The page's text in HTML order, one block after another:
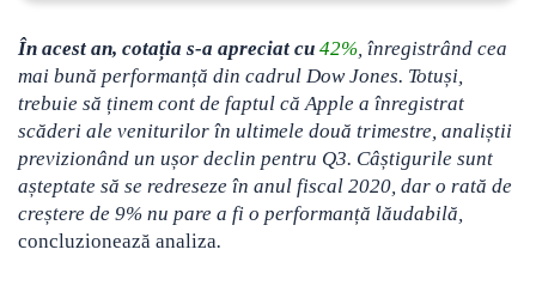
În acest an, cotația s-a apreciat cu 42%, înregistrând cea
mai bună performanță din cadrul Dow Jones. Totuși,
trebuie să ținem cont de faptul că Apple a înregistrat
scăderi ale veniturilor în ultimele două trimestre, analiștii
previzionând un ușor declin pentru Q3. Câștigurile sunt
așteptate să se redreseze în anul fiscal 2020, dar o rată de
creștere de 9% nu pare a fi o performanță lăudabilă,
concluzionează analiza.